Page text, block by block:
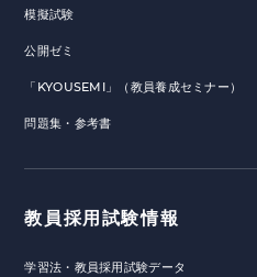
模擬試験
公開ゼミ
「KYOUSEMI」（教員養成セミナー）
問題集・参考書
教員採用試験情報
学習法・教員採用試験データ